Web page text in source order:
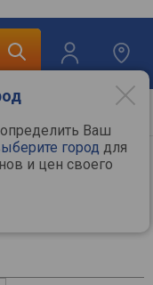
Ваш
город для
и цен своего
/ Мультимедиа
Ritmix